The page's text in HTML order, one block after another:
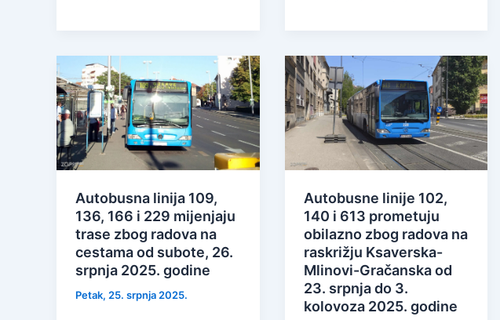
Autobusna linija 109,
136, 166 i 229 mijenjaju
trase zbog radova na
cestama od subote, 26.
srpnja 2025. godine
Petak, 25. srpnja 2025.
Autobusne linije 102,
140 i 613 prometuju
obilazno zbog radova na
raskrižju Ksaverska-
Mlinovi-Gračanska od
23. srpnja do 3.
kolovoza 2025. godine